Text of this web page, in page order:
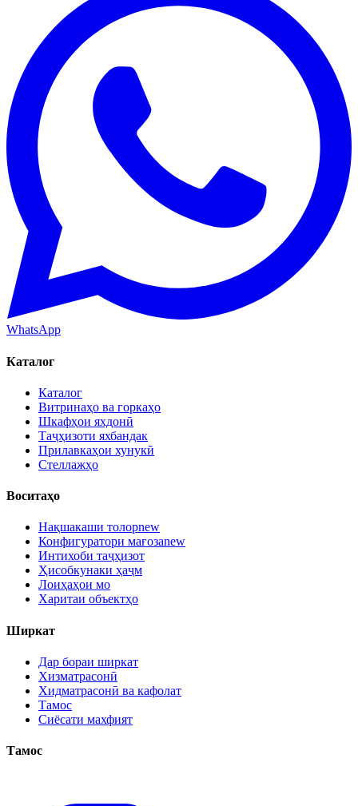
WhatsApp
Каталог
Каталог
Витринаҳо ва горкаҳо
Шкафҳои яхдонӣ
Таҷҳизоти яхбандак
Прилавкаҳои хунукӣ
Стеллажҳо
Воситаҳо
Нақшакаши толорnew
Конфигуратори мағозаnew
Интихоби таҷҳизот
Ҳисобкунаки ҳаҷм
Лоиҳаҳои мо
Харитаи объектҳо
Ширкат
Дар бораи ширкат
Хизматрасонӣ
Хидматрасонӣ ва кафолат
Тамос
Сиёсати махфият
Тамос